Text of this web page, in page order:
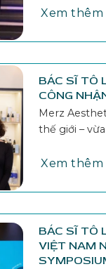
Xem thêm
BÁC SĨ TÔ
CÔNG
Merz
thế giới – vừa
Xem thêm
BÁC SĨ TÔ
VIỆT NAM